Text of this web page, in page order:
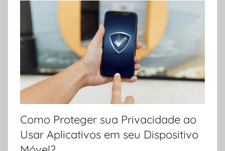
Como Proteger sua Privacidade ao
Usar Aplicativos em seu Dispositivo